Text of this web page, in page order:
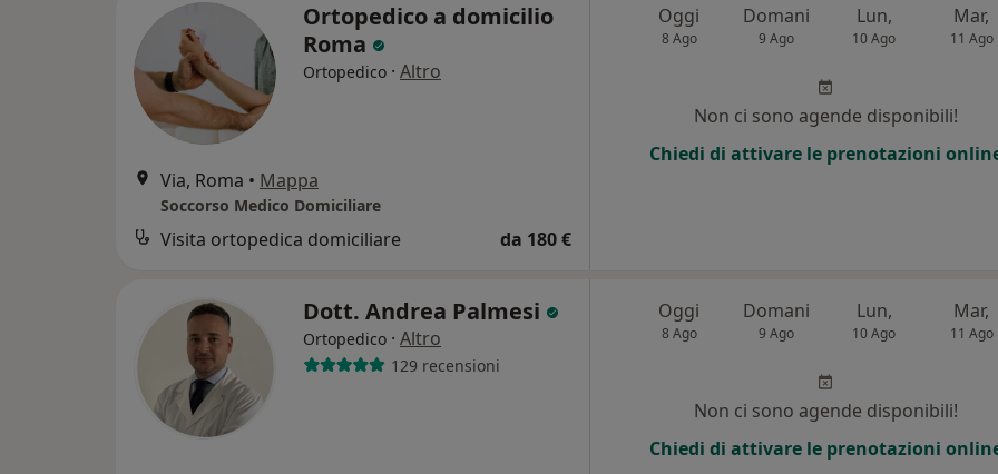
Ortopedico a domicilio
Roma
Ortopedico · Altro
Via, Roma • Mappa
Soccorso Medico Domiciliare
Visita ortopedica domiciliare da 180 €
Oggi
8 Ago
Domani
9 Ago
Lun,
10 Ago
Mar,
11 Ago
Non ci sono agende disponibili!
Chiedi di attivare le prenotazioni
Dott. Andrea Palmesi
Ortopedico · Altro
129 recensioni
Oggi
8 Ago
Domani
9 Ago
Lun,
10 Ago
Mar,
11 Ago
Non ci sono agende disponibili!
Chiedi di attivare le prenotazioni